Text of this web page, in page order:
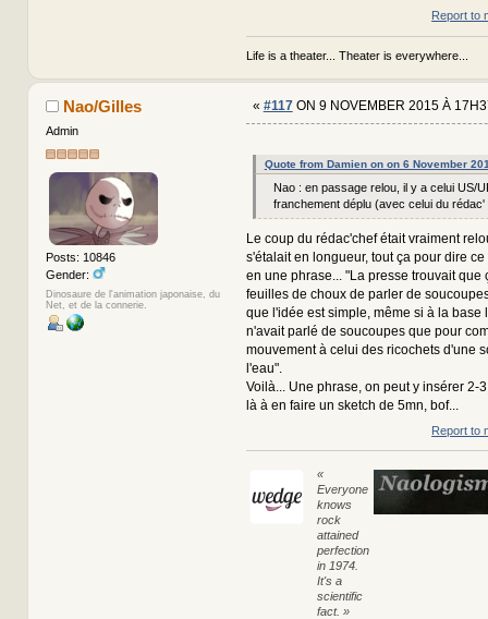
Report to
Life is a theater... Theater is everywhere...
Nao/Gilles
Admin
Posts: 10846
Gender:
Dinosaure de l'animation japonaise, du
Net, et de la connerie.
« #117ON 9 NOVEMBER 2015 À
Quote from Damien on on 6 November
Nao : en passage relou, il y a celui US/
franchement déplu (avec celui du rédac'
Le coup du rédac'chef était vraiment
s'étalait en longueur, tout ça pour dire
en une phrase... "La presse trouvait que
feuilles de choux de parler de
que l'idée est simple, même si à la base
n'avait parlé de soucoupes que pour
mouvement à celui des ricochets d'une
l'eau".
Voilà... Une phrase, on peut y insérer 2-
là à en faire un sketch de 5mn, bof...
Report to
«
Everyone
knows
rock
attained
perfection
in 1974.
It's a
scientific
fact. »